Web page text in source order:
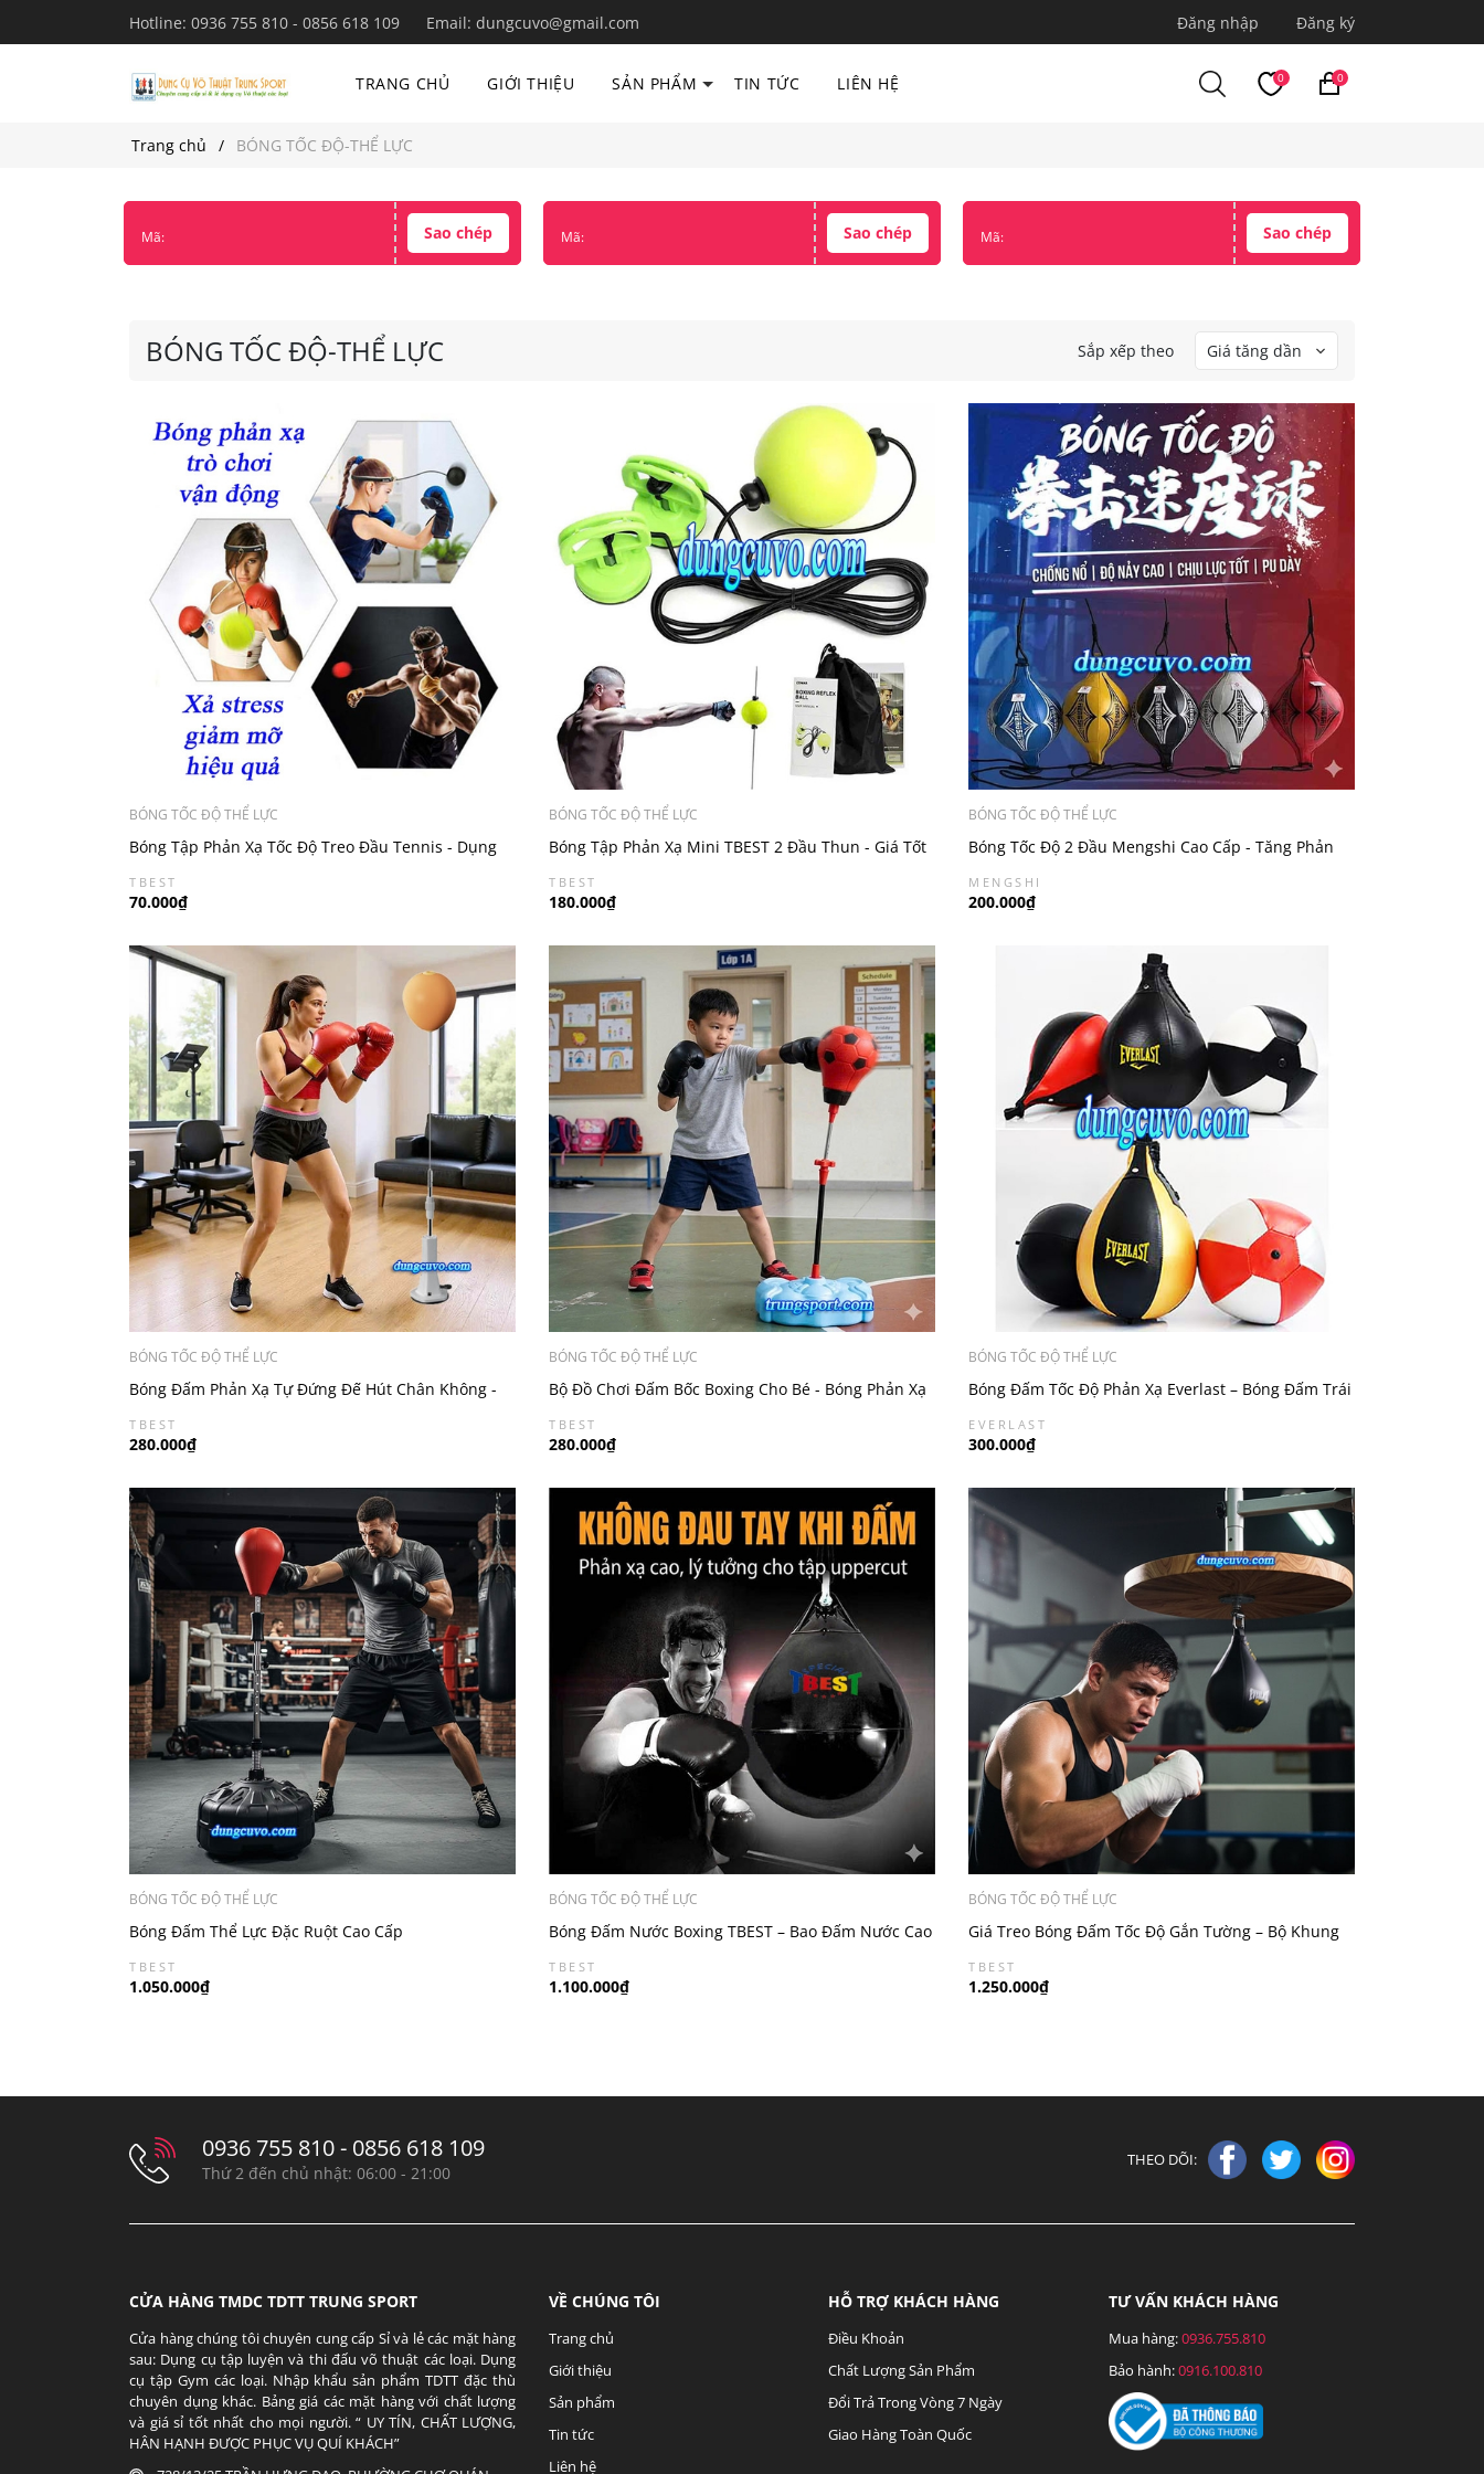
Hotline: 0936 755 810 - 0856 618 109 Email: dungcuvo@gmail.com Đăng nhập Đăng ký
TRANG CHỦ GIỚI THIỆU SẢN PHẨM TIN TỨC LIÊN HỆ 0 0
Trang chủ BÓNG TỐC ĐỘ-THỂ LỰC
Mã: Sao chép Mã: Sao chép Mã: Sao chép
BÓNG TỐC ĐỘ-THỂ LỰC Sắp xếp theo Giá tăng dần
BÓNG TỐC ĐỘ THỂ LỰC
Bóng Tập Phản Xạ Tốc Độ Treo Đầu Tennis - Dụng
Cụ Tập Võ Tại Nhà Hiệu Quả
TBEST
70.000₫
BÓNG TỐC ĐỘ THỂ LỰC
Bóng Tập Phản Xạ Mini TBEST 2 Đầu Thun - Giá Tốt
Tại Trung Sport
TBEST
180.000₫
BÓNG TỐC ĐỘ THỂ LỰC
Bóng Tốc Độ 2 Đầu Mengshi Cao Cấp - Tăng Phản
Xạ Cực Nhanh
MENGSHI
200.000₫
BÓNG TỐC ĐỘ THỂ LỰC
Bóng Đấm Phản Xạ Tự Đứng Đế Hút Chân Không -
Tập Boxing Tại Nhà
TBEST
280.000₫
BÓNG TỐC ĐỘ THỂ LỰC
Bộ Đồ Chơi Đấm Bốc Boxing Cho Bé - Bóng Phản Xạ
Tự Đứng Giá Tốt
TBEST
280.000₫
BÓNG TỐC ĐỘ THỂ LỰC
Bóng Đấm Tốc Độ Phản Xạ Everlast – Bóng Đấm Trái
Lê Treo Boxing
EVERLAST
300.000₫
BÓNG TỐC ĐỘ THỂ LỰC
Bóng Đấm Thể Lực Đặc Ruột Cao Cấp
TBEST
1.050.000₫
BÓNG TỐC ĐỘ THỂ LỰC
Bóng Đấm Nước Boxing TBEST – Bao Đấm Nước Cao
Cấp, Chân Thực
TBEST
1.100.000₫
BÓNG TỐC ĐỘ THỂ LỰC
Giá Treo Bóng Đấm Tốc Độ Gắn Tường – Bộ Khung
Treo Speed Bag Điều Chỉnh Độ Cao
TBEST
1.250.000₫
0936 755 810 - 0856 618 109
Thứ 2 đến chủ nhật: 06:00 - 21:00
THEO DÕI:
CỬA HÀNG TMDC TDTT TRUNG SPORT
Cửa hàng chúng tôi chuyên cung cấp Sỉ và lẻ các mặt hàng
sau: Dụng cụ tập luyện và thi đấu võ thuật các loại. Dụng
cụ tập Gym các loại. Nhập khẩu sản phẩm TDTT đặc thù
chuyên dụng khác. Bảng giá các mặt hàng với chất lượng
và giá sỉ tốt nhất cho mọi người. “ UY TÍN, CHẤT LƯỢNG,
HÂN HẠNH ĐƯỢC PHỤC VỤ QUÍ KHÁCH”
VỀ CHÚNG TÔI
Trang chủ
Giới thiệu
Sản phẩm
Tin tức
Liên hệ
HỖ TRỢ KHÁCH HÀNG
Điều Khoản
Chất Lượng Sản Phẩm
Đổi Trả Trong Vòng 7 Ngày
Giao Hàng Toàn Quốc
TƯ VẤN KHÁCH HÀNG
Mua hàng:0936.755.810
Bảo hành:0916.100.810